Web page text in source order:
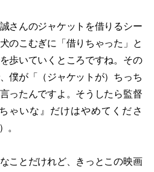
さんのジャケットを借りるシー
のこむぎに「借りちゃった」と
歩いていくところですね。その
僕が「（ジャケットが）ちっち
ったんですよ。そうしたら監督
ゃいな』だけはやめてくださ
。
ことだけれど、きっとこの映画